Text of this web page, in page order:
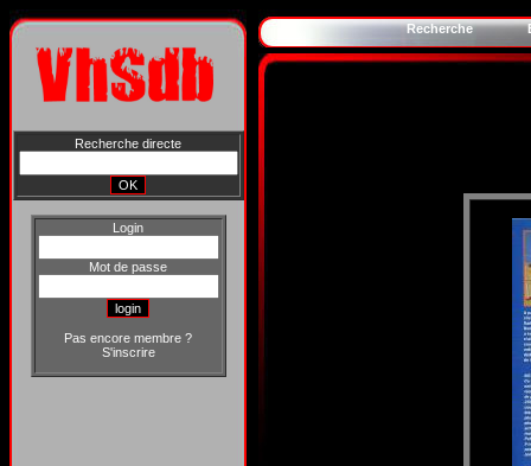
Recherche directe
Login
Mot de passe
Pas encore membre ?
S'inscrire
Recherche